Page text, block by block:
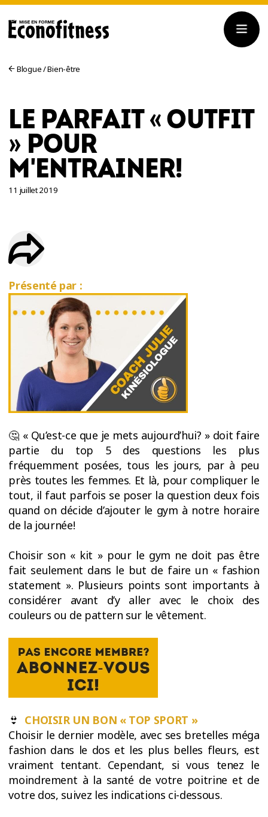
ESSAIS
ENTRAINEMENT
Blogue/Bien-être
LE PARFAIT « OUTFIT
» POUR
M'ENTRAINER!
11 juillet 2019
Présenté par :
🤔 « Qu’est-ce que je mets aujourd’hui? » doit faire
partie du top 5 des questions les plus
fréquemment posées, tous les jours, par à peu
près toutes les femmes. Et là, pour compliquer le
tout, il faut parfois se poser la question deux fois
quand on décide d’ajouter le gym à notre horaire
de la journée!
Choisir son « kit » pour le gym ne doit pas être
fait seulement dans le but de faire un « fashion
statement ». Plusieurs points sont importants à
considérer avant d’y aller avec le choix des
couleurs ou de pattern sur le vêtement.
👙 CHOISIR UN BON « TOP SPORT »
Choisir le dernier modèle, avec ses bretelles méga
fashion dans le dos et les plus belles fleurs, est
vraiment tentant. Cependant, si vous tenez le
moindrement à la santé de votre poitrine et de
votre dos, suivez les indications ci-dessous.